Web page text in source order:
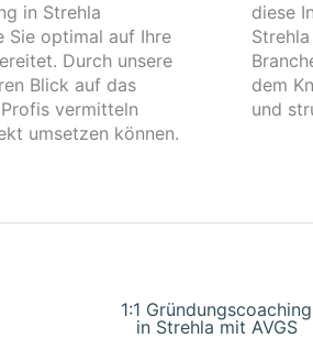
in Strehla
Sie optimal auf Ihre
Durch unsere
Blick auf das
vermitteln
umsetzen können.
diese
dem
und
1:1 Gründungscoaching
in Strehla mit AVGS